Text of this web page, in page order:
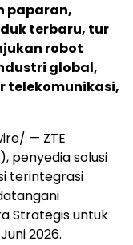
paparan,
terbaru, tur
robot
global,
telekomunikasi,
— ZTE
penyedia solusi
terintegrasi
Strategis untuk
2026.